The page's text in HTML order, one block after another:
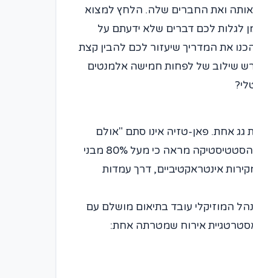
ואת החברים שלה. הלחץ למצוא
לגלות לכם דברים שלא ידעתם על
את המדריך שיעזור לכם להבין קצת
שילוב של לפחות חמישה אלמנטים
גג אחת. פאן-טזיה אינו סתם "אולם
אירועים", אלא מרכז חווייתי שתוכנן מהיסוד כדי לענות על הצרכים הספציפיים של דור ה-Z והאלפא. בעולם שבו הסטטיסטיקה מראה כי מעל 80% מבני
אינטראקטיביים, דרך עמדות
המוזיקלי עובד בתיאום מושלם עם
אירוח שמטרתה אחת: